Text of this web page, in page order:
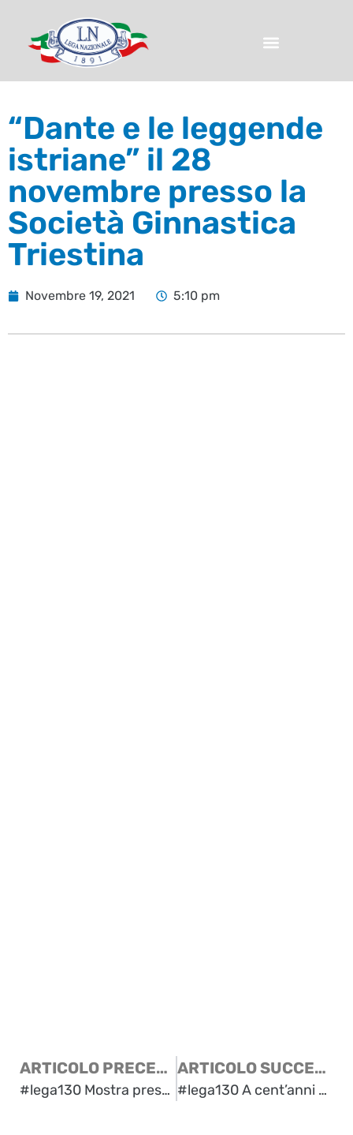
“Dante e le leggende
istriane” il 28
novembre presso la
Società Ginnastica
Triestina
Novembre 19, 2021 5:10 pm
ARTICOLO PRECEDENTE
#lega130 Mostra presso la Sala Comunale d’arte di Piazza dell’Unità
ARTICOLO SUCCESSIVO
#lega130 A cent’anni dalla firma del Trattato di Rapallo